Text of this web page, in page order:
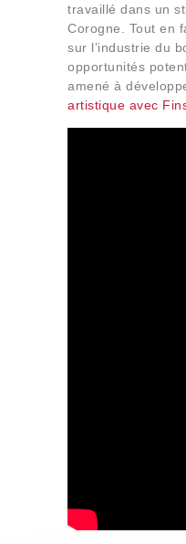
travaillé dans un
Corogne. Tout en
sur l’industrie du
opportunités
amené à
artistique avec